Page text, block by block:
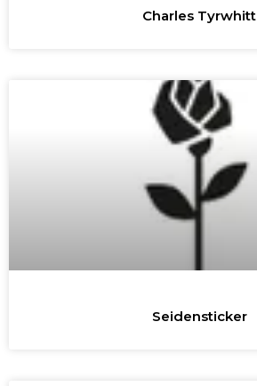
Charles Tyrwhitt
Seidensticker